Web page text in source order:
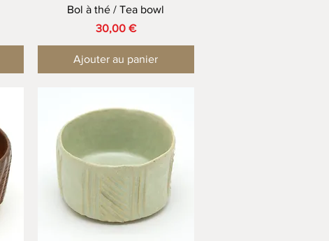
Aperçu rapide
Bol à thé / Tea bowl
Prix
30,00 €
Ajouter au panier